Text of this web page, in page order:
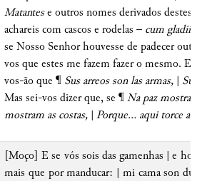
Matantese outros nomes derivados destes,
achareis com cascos e rodelas – cum gladiis
se Nosso Senhor houvesse de padecer
vos que estes me fazem fazer o mesmo.
vos-ão que ¶ Sus arreos son las armas,
Su
Mas sei-vos dizer que, se ¶ Na paz mostram
mostram as costas,
Porque... aqui torce a
[Moço] E se vós sois das gamenhas | e
mais que por manducar: | mi cama son